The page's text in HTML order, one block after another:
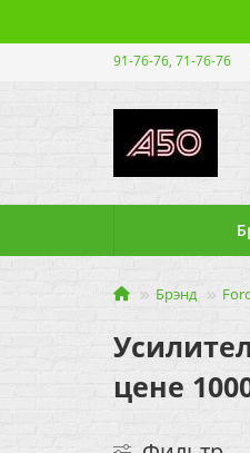
91-76-76, 71-76-76
Брэнд
цене